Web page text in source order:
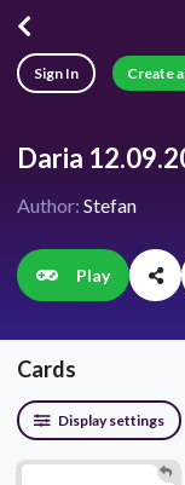
Sign In Create
Daria
Author: Stefan
Play
Cards
Display settings